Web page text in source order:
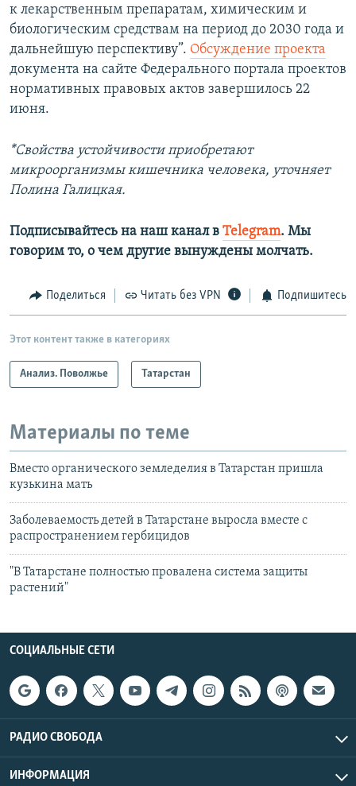
к лекарственным препаратам, химическим и
биологическим средствам на период до 2030 года и
дальнейшую перспективу”. Обсуждение проекта
документа на сайте Федерального портала проектов
нормативных правовых актов завершилось 22
июня.
*Свойства устойчивости приобретают
микроорганизмы кишечника человека, уточняет
Полина Галицкая.
Подписывайтесь на наш канал в Telegram. Мы
говорим то, о чем другие вынуждены молчать.​
Поделиться Читать без VPN Подпишитесь
Этот контент также в категориях
Анализ. Поволжье Татарстан
Материалы по теме
Вместо органического земледелия в Татарстан пришла
кузькина мать
Заболеваемость детей в Татарстане выросла вместе с
распространением гербицидов
"В Татарстане полностью провалена система защиты
растений"
СОЦИАЛЬНЫЕ СЕТИ
РАДИО СВОБОДА
ИНФОРМАЦИЯ